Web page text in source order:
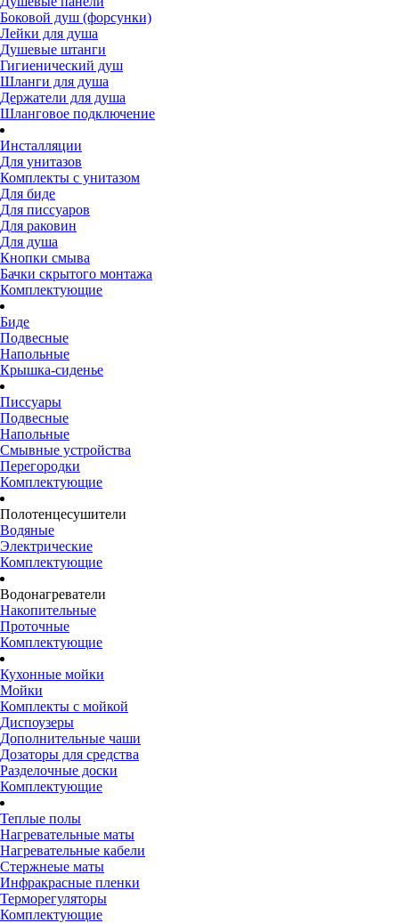
Боковой душ (форсунки)
Лейки для душа
Душевые штанги
Гигиенический душ
Шланги для душа
Держатели для душа
Шланговое подключение
Инсталляции
Для унитазов
Комплекты с унитазом
Для биде
Для писсуаров
Для раковин
Для душа
Кнопки смыва
Бачки скрытого монтажа
Комплектующие
Биде
Подвесные
Напольные
Крышка-сиденье
Писсуары
Подвесные
Напольные
Смывные устройства
Перегородки
Комплектующие
Полотенцесушители
Водяные
Электрические
Комплектующие
Водонагреватели
Накопительные
Проточные
Комплектующие
Кухонные мойки
Мойки
Комплекты с мойкой
Диспоузеры
Дополнительные чаши
Дозаторы для средства
Разделочные доски
Комплектующие
Теплые полы
Нагревательные маты
Нагревательные кабели
Стержнеые маты
Инфракрасные пленки
Терморегуляторы
Комплектующие